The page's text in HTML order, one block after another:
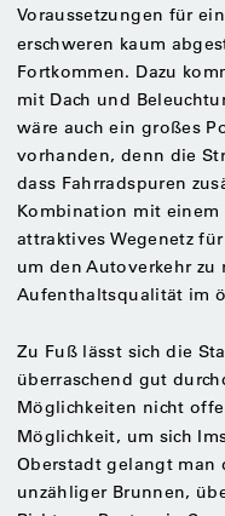
Voraussetzungen für
erschweren kaum
Fortkommen. Dazu
mit Dach und
wäre auch ein großes
vorhanden, denn die
dass Fahrradspuren
Kombination mit einem
attraktives Wegenetz
um den Autoverkehr zu
Aufenthaltsqualität im
Zu Fuß lässt sich die
überraschend gut
Möglichkeiten nicht
Möglichkeit, um sich
Oberstadt gelangt man
unzähliger Brunnen,